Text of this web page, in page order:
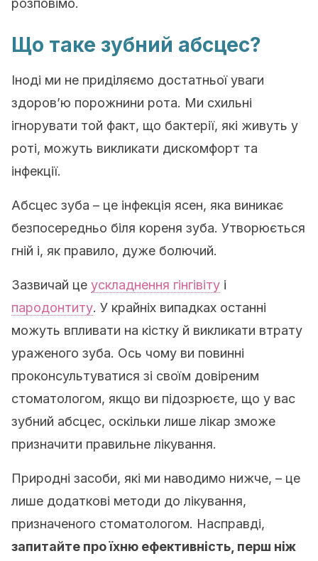
розповімо.
Що таке зубний абсцес?
Іноді ми не приділяємо достатньої уваги
здоров’ю порожнини рота. Ми схильні
ігнорувати той факт, що бактерії, які живуть у
роті, можуть викликати дискомфорт та
інфекції.
Абсцес зуба – це інфекція ясен, яка виникає
безпосередньо біля кореня зуба. Утворюється
гній і, як правило, дуже болючий.
Зазвичай це ускладнення гінгівіту і
пародонтиту. У крайніх випадках останні
можуть впливати на кістку й викликати втрату
ураженого зуба. Ось чому ви повинні
проконсультуватися зі своїм довіреним
стоматологом, якщо ви підозрюєте, що у вас
зубний абсцес, оскільки лише лікар зможе
призначити правильне лікування.
Природні засоби, які ми наводимо нижче, – це
лише додаткові методи до лікування,
призначеного стоматологом. Насправді,
запитайте про їхню ефективність, перш ніж